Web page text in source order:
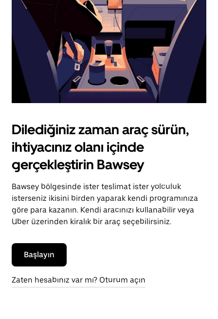
tuşuna
basın.
Dilediğiniz zaman araç sürün,
ihtiyacınız olanı içinde
gerçekleştirin Bawsey
Bawsey bölgesinde ister teslimat ister yolculuk
isterseniz ikisini birden yaparak kendi programınıza
göre para kazanın. Kendi aracınızı kullanabilir veya
Uber üzerinden kiralık bir araç seçebilirsiniz.
Başlayın
Zaten hesabınız var mı? Oturum açın